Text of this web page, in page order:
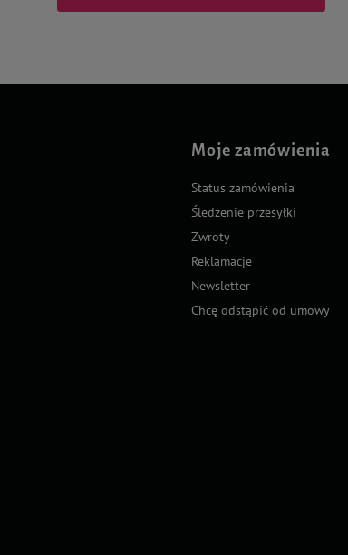
Moje zamówienia
Status zamówienia
Śledzenie przesyłki
Zwroty
Reklamacje
Newsletter
Chcę odstąpić od umowy